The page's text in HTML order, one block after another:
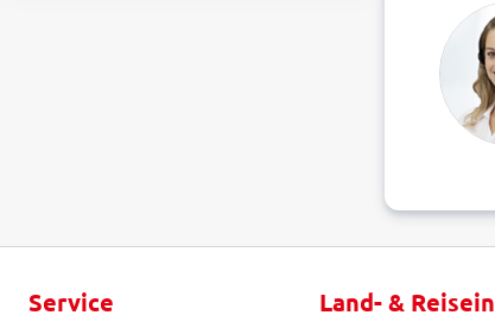
Service Land- &